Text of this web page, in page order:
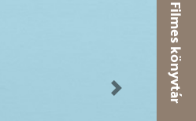
Filmes könyvtár
Next